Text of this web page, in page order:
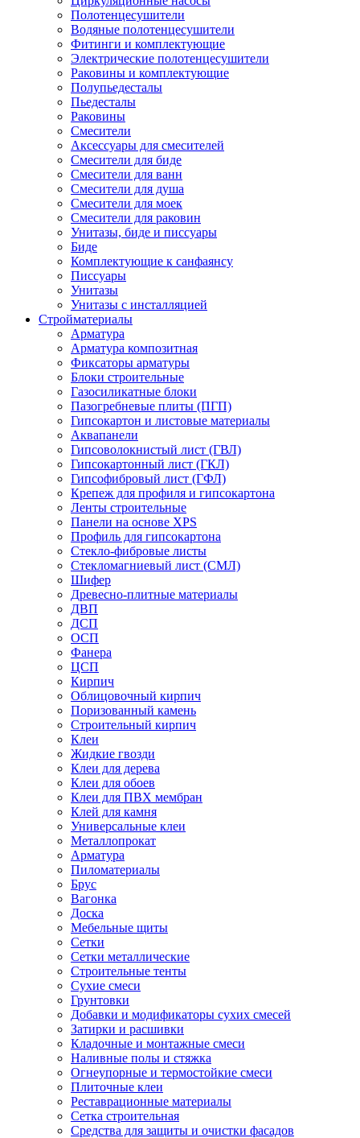
Полотенцесушители
Водяные полотенцесушители
Фитинги и комплектующие
Электрические полотенцесушители
Раковины и комплектующие
Полупьедесталы
Пьедесталы
Раковины
Смесители
Аксессуары для смесителей
Смесители для биде
Смесители для ванн
Смесители для душа
Смесители для моек
Смесители для раковин
Унитазы, биде и писсуары
Биде
Комплектующие к санфаянсу
Писсуары
Унитазы
Унитазы с инсталляцией
Стройматериалы
Арматура
Арматура композитная
Фиксаторы арматуры
Блоки строительные
Газосиликатные блоки
Пазогребневые плиты (ПГП)
Гипсокартон и листовые материалы
Аквапанели
Гипсоволокнистый лист (ГВЛ)
Гипсокартонный лист (ГКЛ)
Гипсофибровый лист (ГФЛ)
Крепеж для профиля и гипсокартона
Ленты строительные
Панели на основе XPS
Профиль для гипсокартона
Стекло-фибровые листы
Стекломагниевый лист (СМЛ)
Шифер
Древесно-плитные материалы
ДВП
ДСП
ОСП
Фанера
ЦСП
Кирпич
Облицовочный кирпич
Поризованный камень
Строительный кирпич
Клеи
Жидкие гвозди
Клеи для дерева
Клеи для обоев
Клеи для ПВХ мембран
Клей для камня
Универсальные клеи
Металлопрокат
Арматура
Пиломатериалы
Брус
Вагонка
Доска
Мебельные щиты
Сетки
Сетки металлические
Строительные тенты
Сухие смеси
Грунтовки
Добавки и модификаторы сухих смесей
Затирки и расшивки
Кладочные и монтажные смеси
Наливные полы и стяжка
Огнеупорные и термостойкие смеси
Плиточные клеи
Реставрационные материалы
Сетка строительная
Средства для защиты и очистки фасадов